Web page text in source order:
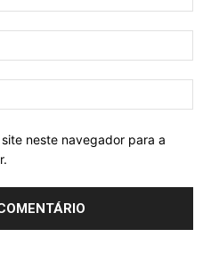
neste navegador para a